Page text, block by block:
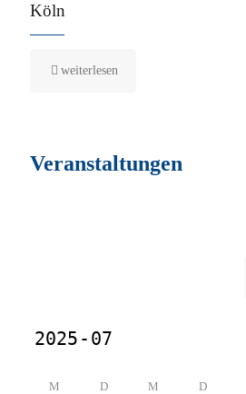
Köln
weiterlesen
Veranstaltungen
M D M D